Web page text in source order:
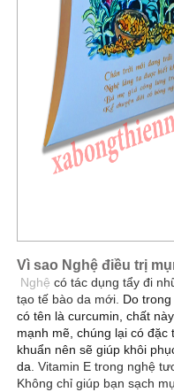
Vì sao Nghệ điều trị
Nghệ có tác dụng tẩy đi
tạo tế bào da mới. Do
có tên là curcumin, chất
mạnh mẽ, chúng lại có
khuẩn nên sẽ giúp khôi
da . Vitamin E trong nghệ
Không chỉ giúp bạn sạch